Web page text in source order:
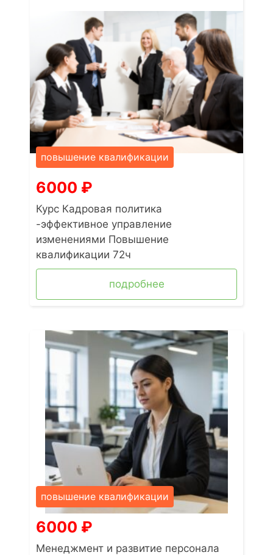
повышение квалификации
6000 ₽
Курс Кадровая политика
-эффективное управление
изменениями Повышение
квалификации 72ч
подробнее
повышение квалификации
6000 ₽
Менеджмент и развитие персонала